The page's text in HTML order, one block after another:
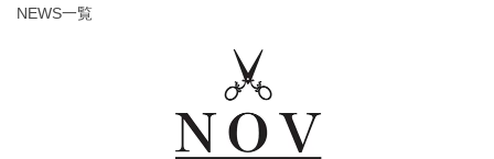
NEWS一覧